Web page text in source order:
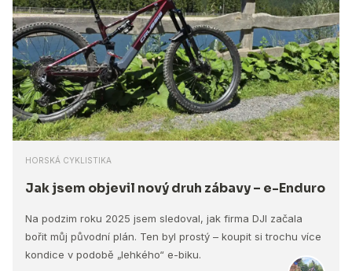
HORSKÁ CYKLISTIKA
Jak jsem objevil nový druh zábavy – e-Enduro
Na podzim roku 2025 jsem sledoval, jak firma DJI začala
bořit můj původní plán. Ten byl prostý – koupit si trochu více
kondice v podobě „lehkého“ e-biku.